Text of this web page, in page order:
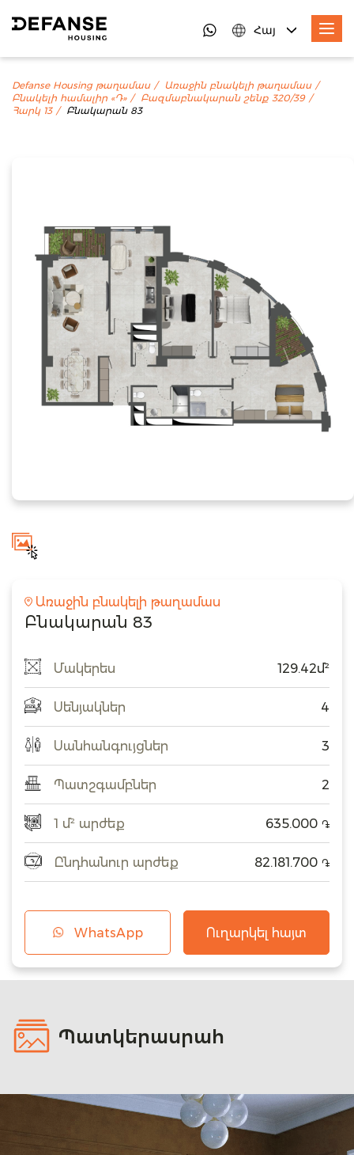
Հայ
Defanse Housing թաղամաս
Առաջին բնակելի թաղամաս
Բնակելի համալիր «Դ»
Բազմաբնակարան շենք 320/39
Հարկ 13
Բնակարան 83
Առաջին բնակելի թաղամաս
Բնակարան 83
Մակերես 129.42մ²
Սենյակներ 4
Սանհանգույցներ 3
Պատշգամբներ 2
1 մ² արժեք 635.000 ֏
Ընդհանուր արժեք 82.181.700 ֏
WhatsApp Ուղարկել հայտ
Պատկերասրահ